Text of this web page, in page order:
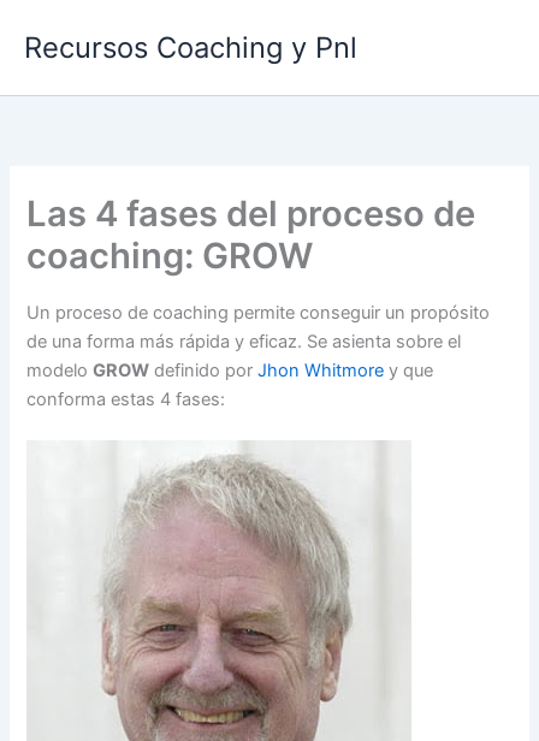
Recursos Coaching y Pnl
Las 4 fases del proceso de
coaching: GROW
Un proceso de coaching permite conseguir un propósito
de una forma más rápida y eficaz. Se asienta sobre el
modeloGROW definido porJhon Whitmore y que
conforma estas 4 fases: